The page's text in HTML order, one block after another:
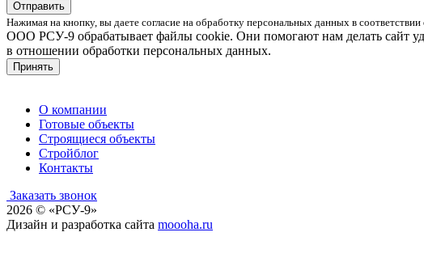
Нажимая на кнопку, вы даете согласие на обработку персональных данных в соответствии
ООО РСУ-9 обрабатывает файлы cookie. Они помогают нам делать сайт
в отношении обработки персональных данных.
Принять
О компании
Готовые объекты
Строящиеся объекты
Стройблог
Контакты
Заказать звонок
2026 © «РСУ-9»
Дизайн и разработка сайта moooha.ru